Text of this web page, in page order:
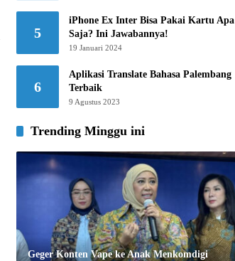
5
iPhone Ex Inter Bisa Pakai Kartu Apa
Saja? Ini Jawabannya!
19 Januari 2024
6
Aplikasi Translate Bahasa Palembang
Terbaik
9 Agustus 2023
Trending Minggu ini
Geger Konten Vape ke Anak Menkomdigi